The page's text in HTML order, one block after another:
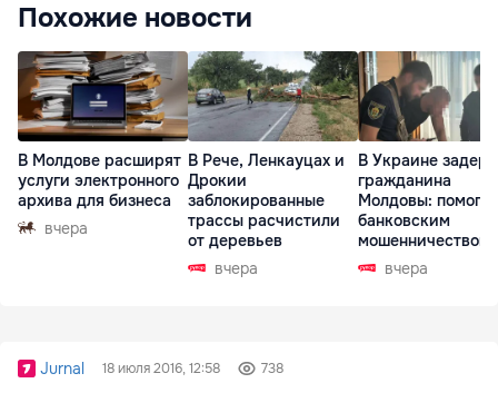
Похожие новости
В Молдове расширят
услуги электронного
архива для бизнеса
вчера
В Рече, Ленкауцах и
Дрокии
заблокированные
трассы расчистили
от деревьев
вчера
В Украине
гражданина
Молдовы:
банковским
мошенничеством
Чехиивчера
Jurnal 18 июля 2016, 12:58 738